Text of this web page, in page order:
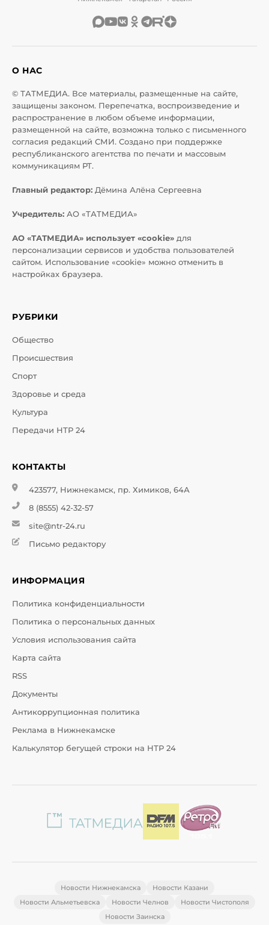
О НАС
© ТАТМЕДИА. Все материалы, размещенные на сайте,
защищены законом. Перепечатка, воспроизведение и
распространение в любом объеме информации,
размещенной на сайте, возможна только с письменного
согласия редакций СМИ. Создано при поддержке
республиканского агентства по печати и массовым
коммуникациям РТ.
Главный редактор: Дёмина Алёна Сергеевна
Учредитель: АО «ТАТМЕДИА»
АО «ТАТМЕДИА» использует «cookie» для
персонализации сервисов и удобства пользователей
сайтом. Использование «cookie» можно отменить в
настройках браузера.
РУБРИКИ
Общество
Происшествия
Спорт
Здоровье и среда
Культура
Передачи НТР 24
КОНТАКТЫ
423577, Нижнекамск, пр. Химиков, 64А
8 (8555) 42-32-57
site@ntr-24.ru
Письмо редактору
ИНФОРМАЦИЯ
Политика конфиденциальности
Политика о персональных данных
Условия использования сайта
Карта сайта
RSS
Документы
Антикоррупционная политика
Реклама в Нижнекамске
Калькулятор бегущей строки на НТР 24
Новости Нижнекамска
Новости Казани
Новости Альметьевска
Новости Челнов
Новости Чистополя
Новости Заинска